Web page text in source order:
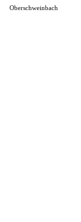
Oberschweinbach